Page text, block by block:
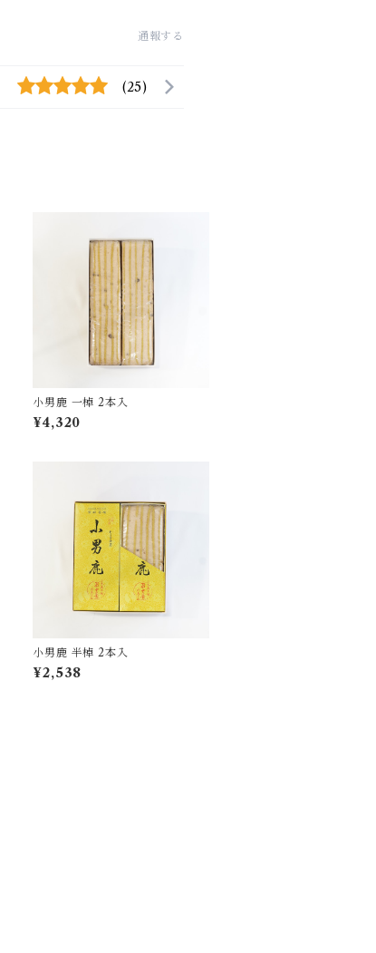
通報する
(25)
小男鹿 一棹 2本入
¥4,320
小男鹿 半棹 2本入
¥2,538